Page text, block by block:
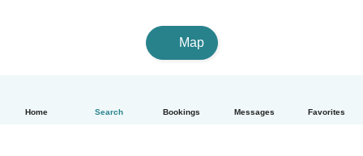
Home Search Bookings Messages Favorites
Map